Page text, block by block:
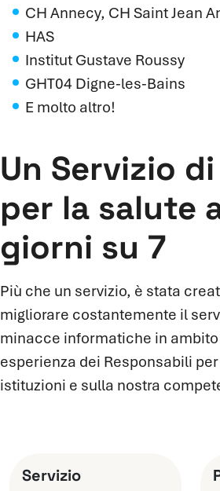
CH Annecy, CH Saint Jean
HAS
Institut Gustave Roussy
GHT04 Digne-les-Bains
E molto altro!
Un Servizio
per la salute
giorni su 7
Più che un servizio, è stata
migliorare costantemente il
minacce informatiche in
esperienza dei Responsabili
istituzioni e sulla nostra
Servizio